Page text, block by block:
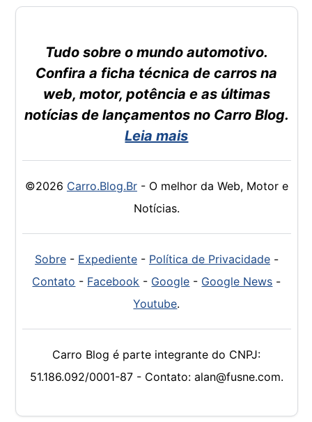
Tudo sobre o mundo automotivo.
Confira a ficha técnica de carros na
web, motor, potência e as últimas
notícias de lançamentos no Carro Blog.
Leia mais
©2026 Carro.Blog.Br- O melhor da Web, Motor e
Notícias.
Sobre- Expediente- Política de Privacidade-
Contato - Facebook - Google - Google News -
Youtube.
Carro Blog é parte integrante do CNPJ:
51.186.092/0001-87 - Contato: alan@fusne.com.